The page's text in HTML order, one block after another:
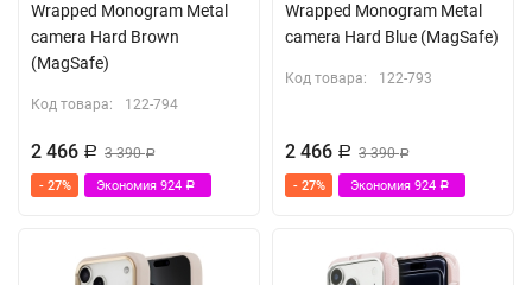
Wrapped Monogram Metal
camera Hard Brown
(MagSafe)
Код товара: 122-794
2 466 Р 3 390Р
- 27% Экономия 924 Р
Wrapped Monogram Metal
camera Hard Blue (MagSafe)
Код товара: 122-793
2 466 Р 3 390Р
- 27% Экономия 924 Р